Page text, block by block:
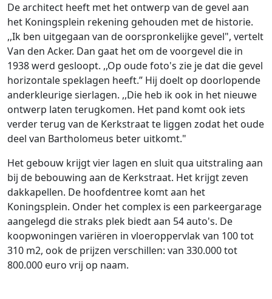
De architect heeft met het ontwerp van de gevel aan
het Koningsplein rekening gehouden met de historie.
,,Ik ben uitgegaan van de oorspronkelijke gevel", vertelt
Van den Acker. Dan gaat het om de voorgevel die in
1938 werd gesloopt. ,,Op oude foto's zie je dat die gevel
horizontale speklagen heeft.” Hij doelt op doorlopende
anderkleurige sierlagen. ,,Die heb ik ook in het nieuwe
ontwerp laten terugkomen. Het pand komt ook iets
verder terug van de Kerkstraat te liggen zodat het oude
deel van Bartholomeus beter uitkomt."
Het gebouw krijgt vier lagen en sluit qua uitstraling aan
bij de bebouwing aan de Kerkstraat. Het krijgt zeven
dakkapellen. De hoofdentree komt aan het
Koningsplein. Onder het complex is een parkeergarage
aangelegd die straks plek biedt aan 54 auto's. De
koopwoningen variëren in vloeroppervlak van 100 tot
310 m2, ook de prijzen verschillen: van 330.000 tot
800.000 euro vrij op naam.